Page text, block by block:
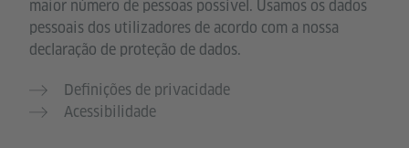
maior número de pessoas possível. Usamos os dados
pessoais dos utilizadores de acordo com a nossa
declaração de proteção de dados.
Definições de privacidade
Acessibilidade